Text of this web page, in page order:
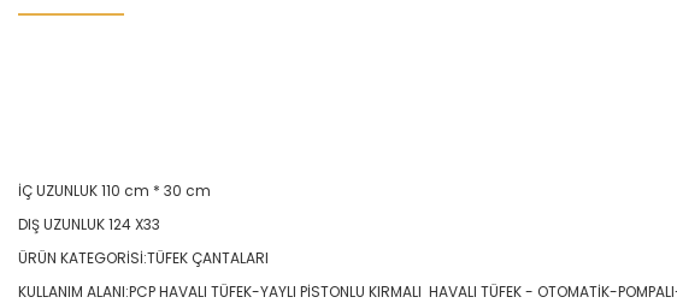
İÇ UZUNLUK 110 cm * 30 cm
DIŞ UZUNLUK 124 X33
ÜRÜN KATEGORİSİ:TÜFEK ÇANTALARI
KULLANIM ALANI:PCP HAVALI TÜFEK-YAYLI PİSTONLU KIRMALI HAVALI TÜFEK - OTOMATİK-